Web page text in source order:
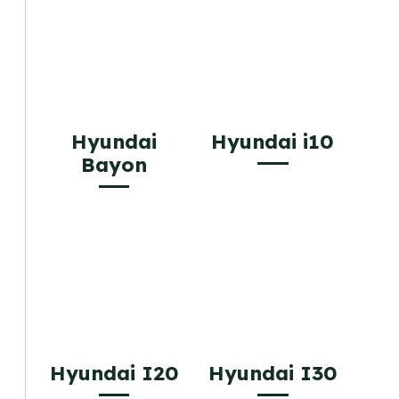
Hyundai
Bayon
Hyundai i10
Hyundai I20 Hyundai I30